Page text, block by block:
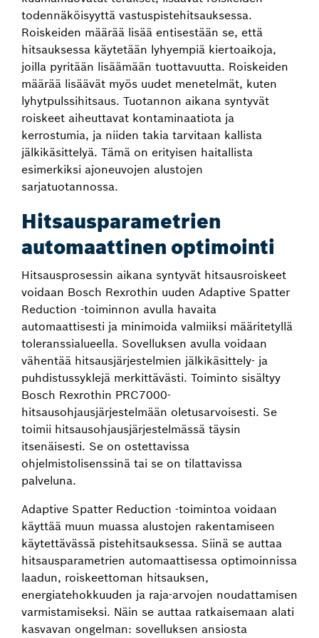
todennäköisyyttä vastuspistehitsauksessa.
Roiskeiden määrää lisää entisestään se, että
hitsauksessa käytetään lyhyempiä kiertoaikoja,
joilla pyritään lisäämään tuottavuutta. Roiskeiden
määrää lisäävät myös uudet menetelmät, kuten
lyhytpulssihitsaus. Tuotannon aikana syntyvät
roiskeet aiheuttavat kontaminaatiota ja
kerrostumia, ja niiden takia tarvitaan kallista
jälkikäsittelyä. Tämä on erityisen haitallista
esimerkiksi ajoneuvojen alustojen
sarjatuotannossa.
Hitsausparametrien
automaattinen optimointi
Hitsausprosessin aikana syntyvät hitsausroiskeet
voidaan Bosch Rexrothin uuden Adaptive Spatter
Reduction ‑toiminnon avulla havaita
automaattisesti ja minimoida valmiiksi määritetyllä
toleranssialueella. Sovelluksen avulla voidaan
vähentää hitsausjärjestelmien jälkikäsittely- ja
puhdistussyklejä merkittävästi. Toiminto sisältyy
Bosch Rexrothin PRC7000-
hitsausohjausjärjestelmään oletusarvoisesti. Se
toimii hitsausohjausjärjestelmässä täysin
itsenäisesti. Se on ostettavissa
ohjelmistolisenssinä tai se on tilattavissa
palveluna.
Adaptive Spatter Reduction ‑toimintoa voidaan
käyttää muun muassa alustojen rakentamiseen
käytettävässä pistehitsauksessa. Siinä se auttaa
hitsausparametrien automaattisessa optimoinnissa
laadun, roiskeettoman hitsauksen,
energiatehokkuuden ja raja-arvojen noudattamisen
varmistamiseksi. Näin se auttaa ratkaisemaan alati
kasvavan ongelman: sovelluksen ansiosta